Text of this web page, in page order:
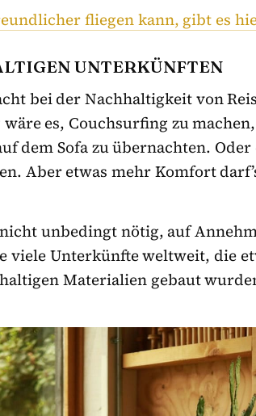
fliegen kann, gibt es
UNTERKÜNFTEN
bei der Nachhaltigkeit von
es, Couchsurfing zu
dem Sofa zu übernachten.
Aber etwas mehr Komfort
unbedingt nötig, auf
viele Unterkünfte weltweit, die
Materialien gebaut